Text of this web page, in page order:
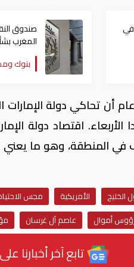
صندوق
المغرب
خطوة في
بنوك
أن تحاكي دولة الإمارات
الأربعاء. اقتصاد دولة
المنطقة، وهو ما يعني
الخليج الأمريكية مجس
أموال عاصم آل غرسان
تابع آخر أخبارنا